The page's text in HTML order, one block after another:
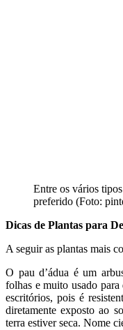
Entre os vários
preferido (Foto:
Dicas de Plantas para
A seguir as plantas mais
O pau d’ádua é um
folhas e muito usado
escritórios, pois é
diretamente exposto ao
terra estiver seca. Nome